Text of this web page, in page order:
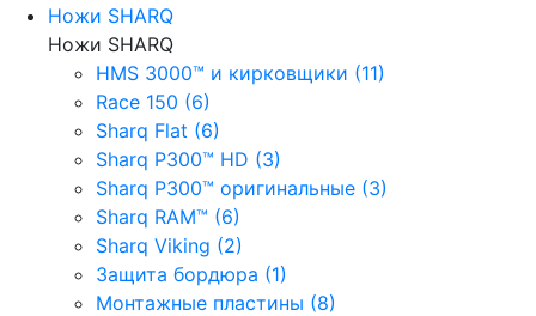
Ножи SHARQ
Ножи SHARQ
HMS 3000™ и кирковщики (11)
Race 150 (6)
Sharq Flat (6)
Sharq P300™ HD (3)
Sharq P300™ оригинальные (3)
Sharq RAM™ (6)
Sharq Viking (2)
Защита бордюра (1)
Монтажные пластины (8)